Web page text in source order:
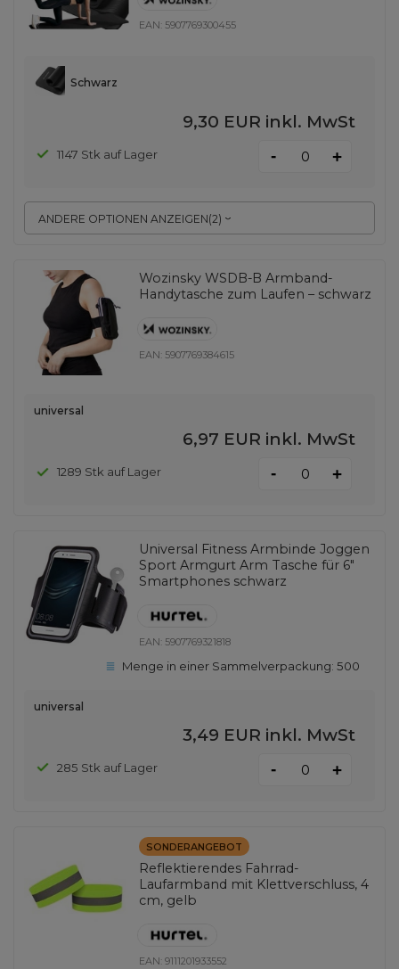
EAN: 5907769300455
ANDERE OPTIONEN ANZEIGEN(2)
Schwarz
9,30 EUR inkl. MwSt
1147 Stk auf Lager - +
Wozinsky WSDB-B Armband-
Handytasche zum Laufen – schwarz
EAN: 5907769384615
universal
6,97 EUR inkl. MwSt
1289 Stk auf Lager - +
Universal Fitness Armbinde Joggen
Sport Armgurt Arm Tasche für 6"
Smartphones schwarz
EAN: 5907769321818
Menge in einer Sammelverpackung:500
universal
3,49 EUR inkl. MwSt
285 Stk auf Lager - +
SONDERANGEBOT
Reflektierendes Fahrrad-
Laufarmband mit Klettverschluss, 4
cm, gelb
EAN:9111201933552